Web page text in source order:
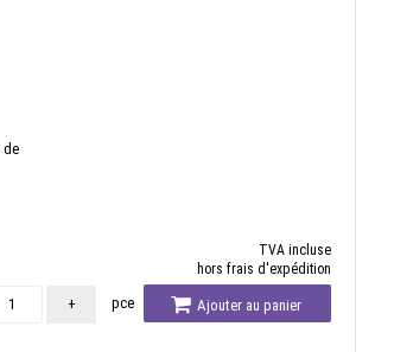
de
TVA incluse
hors frais d'expédition
+ pce Ajouter au panier